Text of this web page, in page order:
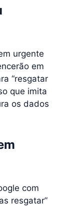
urgente
em
“resgatar
que imita
os dados
com
resgatar”